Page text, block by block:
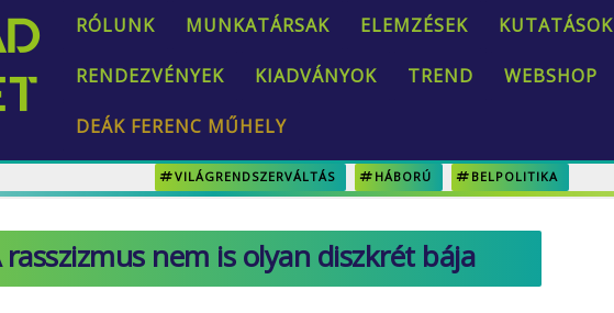
RÓLUNK MUNKATÁRSAK ELEMZÉSEK KUTATÁSOK
RENDEZVÉNYEK KIADVÁNYOK TREND WEBSHOP
DEÁK FERENC MŰHELY
VILÁGRENDSZERVÁLTÁS HÁBORÚ BELPOLITIKA
nem is olyan diszkrét bája